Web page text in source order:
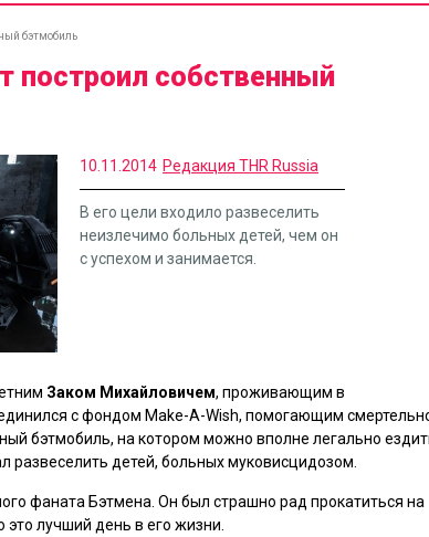
бэтмобиль
построил собственный
10.11.2014 Редакция THR Russia
В его цели входило развеселить
неизлечимо больных детей, чем он
с успехом и занимается.
Заком Михайловичем, проживающим в
с фондом Make-A-Wish, помогающим
бэтмобиль, на котором можно вполне легально
развеселить детей, больных муковисцидозом.
фаната Бэтмена. Он был страшно рад прокатиться на
это лучший день в его жизни.